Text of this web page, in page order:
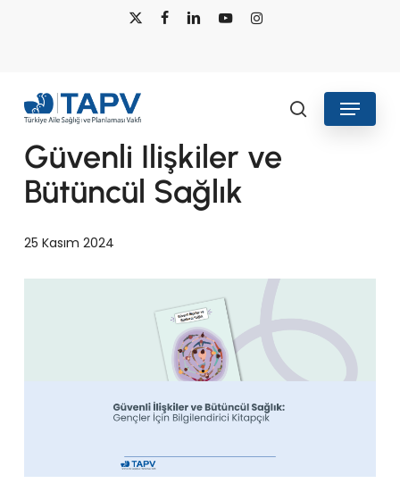
x-
facebooklinkedin youtubeinstagram
search
Menu
Güvenli İlişkiler ve
Bütüncül Sağlık
25 Kasım 2024